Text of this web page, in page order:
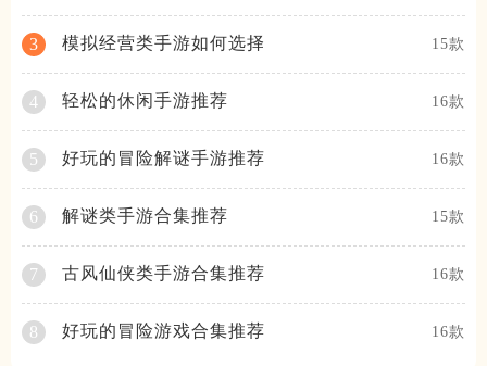
3 模拟经营类手游如何选择 15款
4 轻松的休闲手游推荐 16款
5 好玩的冒险解谜手游推荐 16款
6 解谜类手游合集推荐 15款
7 古风仙侠类手游合集推荐 16款
8 好玩的冒险游戏合集推荐 16款